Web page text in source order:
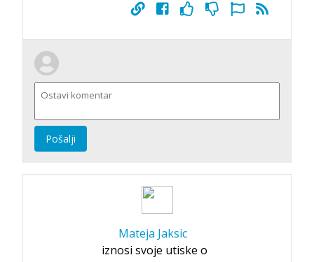
Pošalji
Mateja Jaksic
iznosi svoje utiske o